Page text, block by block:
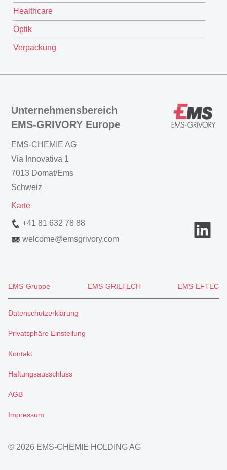
Healthcare
Optik
Verpackung
Unternehmensbereich
EMS-GRIVORY Europe
EMS-CHEMIE AG
Via Innovativa 1
7013 Domat/Ems
Schweiz
Karte
+41 81 632 78 88
welcome@emsgrivory.com
EMS-Gruppe EMS-GRILTECH EMS-EFTEC
Datenschutzerklärung
Privatsphäre Einstellung
Kontakt
Haftungsausschluss
AGB
Impressum
© 2026 EMS-CHEMIE HOLDING AG